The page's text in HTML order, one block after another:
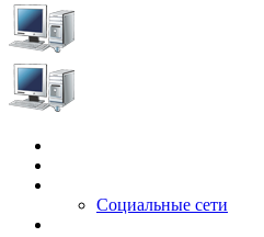
Социальные сети